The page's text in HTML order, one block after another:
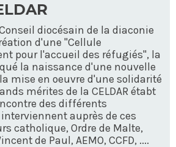
diocésain de la diaconie
d'une "Cellule
pour l'accueil des réfugiés", la
la naissance d'une nouvelle
mise en oeuvre d'une solidarité
mérites de la CELDAR étabt
des différents
auprès de ces
catholique, Ordre de Malte,
de Paul, AEMO, CCFD, ....